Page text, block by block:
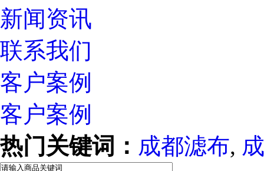
新闻资讯
联系我们
客户案例
客户案例
热门关键词： 成都滤布,